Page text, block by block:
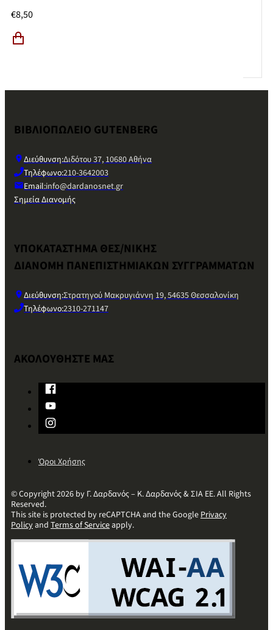
€8,50
ΒΙΒΛΙΟΠΩΛΕΙΟ GUTENBERG
Διεύθυνση:Διδότου 37, 10680 Αθήνα
Τηλέφωνο:210-3642003
Email:info@dardanosnet.gr
Σημεία Διανομής
ΥΠΟΚΑΤΑΣΤΗΜΑ ΘΕΣ/ΝΙΚΗΣ
ΔΙΑΝΟΜΗ ΠΑΝΕΠΙΣΤΗΜΙΑΚΩΝ ΣΥΓΓΡΑΜΜΑΤΩΝ
Διεύθυνση:Στρατηγού Μακρυγιάννη 19, 54635 Θεσσαλονίκη
Τηλέφωνο:2310-271147
ΑΚΟΛΟΥΘΗΣΤΕ ΜΑΣ
Όροι Χρήσης
© Copyright 2026 by Γ. Δαρδανός – Κ. Δαρδανός & ΣΙΑ ΕΕ. All Rights
Reserved.
This site is protected by reCAPTCHA and the GooglePrivacy
Policyand Terms of Serviceapply.